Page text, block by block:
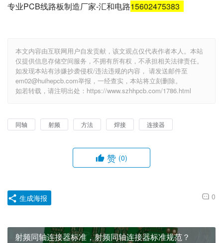
专业PCB线路板制造厂家-汇和电路15602475383
本文内容由互联网用户自发贡献，该文观点仅代表作者本人。本站
仅提供信息存储空间服务，不拥有所有权，不承担相关法律责任。
如发现本站有涉嫌抄袭侵权/违法违规的内容， 请发送邮件至
em02@huihepcb.com举报，一经查实，本站将立刻删除。
如若转载，请注明出处：https://www.szhhpcb.com/1786.html
同轴 射频 方法 焊接 连接器
赞 (0)
0
生成海报
射频同轴连接器标准，射频同轴连接器标准规范？